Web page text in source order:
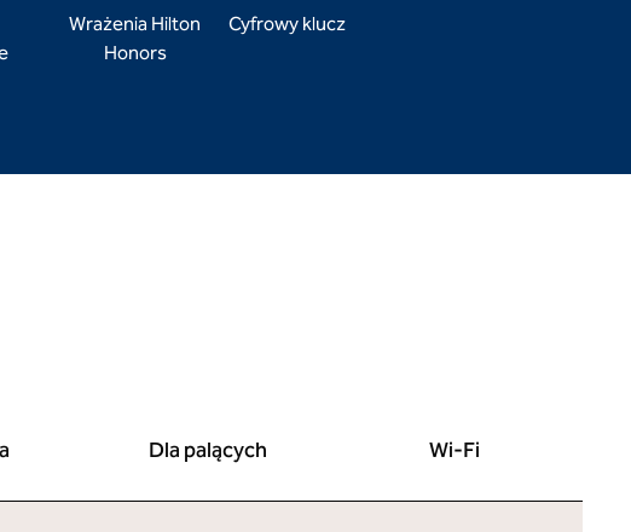
Wrażenia Hilton
Honors
Cyfrowy klucz
Dla palących Wi-Fi